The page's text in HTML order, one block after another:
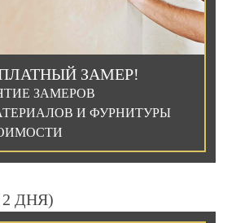
ЗАМЕР!
ЗАМЕРОВ
И ФУРНИТУРЫ
ДНЯ)